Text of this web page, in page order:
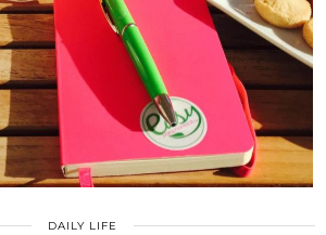
DAILY LIFE